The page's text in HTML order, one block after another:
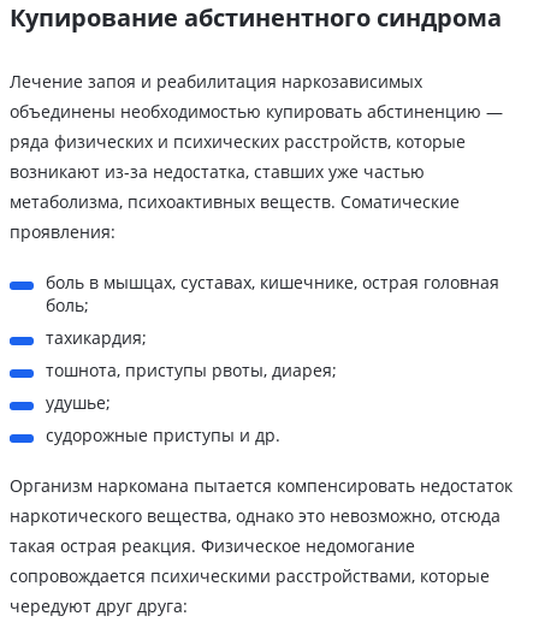
Купирование абстинентного синдрома
Лечение запоя и реабилитация наркозависимых
объединены необходимостью купировать абстиненцию —
ряда физических и психических расстройств, которые
возникают из-за недостатка, ставших уже частью
метаболизма, психоактивных веществ. Соматические
проявления:
боль в мышцах, суставах, кишечнике, острая головная
боль;
тахикардия;
тошнота, приступы рвоты, диарея;
удушье;
судорожные приступы и др.
Организм наркомана пытается компенсировать недостаток
наркотического вещества, однако это невозможно, отсюда
такая острая реакция. Физическое недомогание
сопровождается психическими расстройствами, которые
чередуют друг друга: